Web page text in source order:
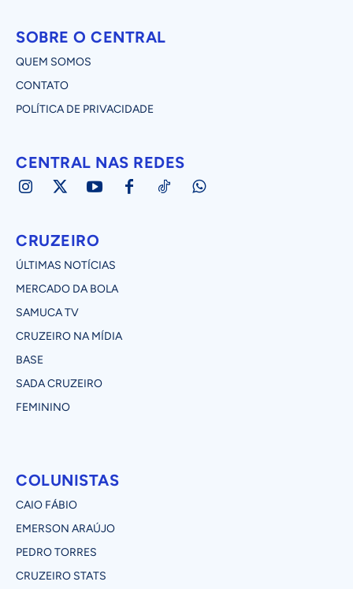
SOBRE O CENTRAL
QUEM SOMOS
CONTATO
POLÍTICA DE PRIVACIDADE
CENTRAL NAS REDES
CRUZEIRO
ÚLTIMAS NOTÍCIAS
MERCADO DA BOLA
SAMUCA TV
CRUZEIRO NA MÍDIA
BASE
SADA CRUZEIRO
FEMININO
COLUNISTAS
CAIO FÁBIO
EMERSON ARAÚJO
PEDRO TORRES
CRUZEIRO STATS